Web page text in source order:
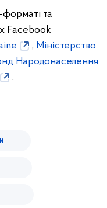
форматі та
Facebook
, Міністерство
Народонаселення
.